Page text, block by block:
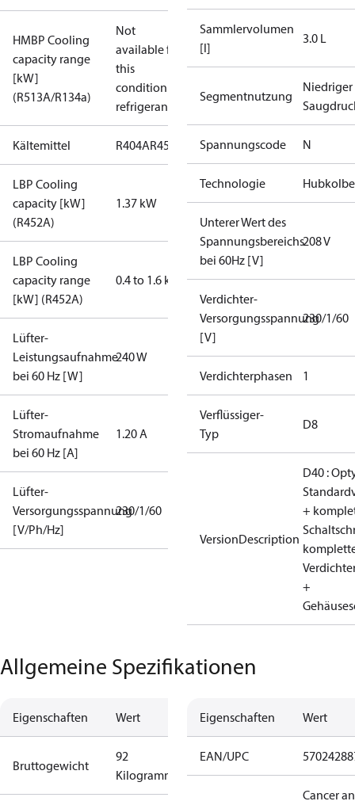
HMBP Cooling
capacity range
[kW]
(R513A/R134a)
Not
available for
this
condition /
refrigerant
Kältemittel R404AR452A
LBP Cooling
capacity [kW]
(R452A)
1.37 kW
LBP Cooling
capacity range
[kW] (R452A)
0.4 to 1.6 kW
Lüfter-
Leistungsaufnahme
bei 60 Hz [W]
240 W
Lüfter-
Stromaufnahme
bei 60 Hz [A]
1.20 A
Lüfter-
Versorgungsspannung
[V/Ph/Hz]
230/1/60
Sammlervolumen
[l]
3.0 L
Segmentnutzung
Niedriger
Spannungscode N
Technologie
Unterer Wert des
Spannungsbereichs
bei 60Hz [V]
208 V
Verdichter-
Versorgungsspannung
[V]
230/1/60
Verdichterphasen 1
Verflüssiger-
Typ
D8
VersionDescription
D40 :
+
+
Allgemeine Spezifikationen
Eigenschaften Wert
Bruttogewicht
92
Kilogramm
Eigenschaften Wert
EAN/UPC
Cancer